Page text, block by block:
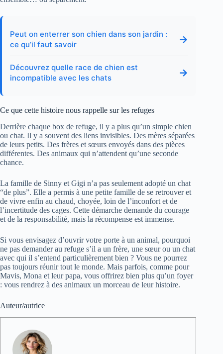
Peut on enterrer son chien dans son jardin :
ce qu’il faut savoir
→
Découvrez quelle race de chien est
incompatible avec les chats
→
Ce que cette histoire nous rappelle sur les refuges
Derrière chaque box de refuge, il y a plus qu’un simple chien
ou chat. Il y a souvent des liens invisibles. Des mères séparées
de leurs petits. Des frères et sœurs envoyés dans des pièces
différentes. Des animaux qui n’attendent qu’une seconde
chance.
La famille de Sinny et Gigi n’a pas seulement adopté un chat
“de plus”. Elle a permis à une petite famille de se retrouver et
de vivre enfin au chaud, choyée, loin de l’inconfort et de
l’incertitude des cages. Cette démarche demande du courage
et de la responsabilité, mais la récompense est immense.
Si vous envisagez d’ouvrir votre porte à un animal, pourquoi
ne pas demander au refuge s’il a un frère, une sœur ou un chat
avec qui il s’entend particulièrement bien ? Vous ne pourrez
pas toujours réunir tout le monde. Mais parfois, comme pour
Mavis, Mona et leur papa, vous offrirez bien plus qu’un foyer
: vous rendrez à des animaux un morceau de leur histoire.
Auteur/autrice